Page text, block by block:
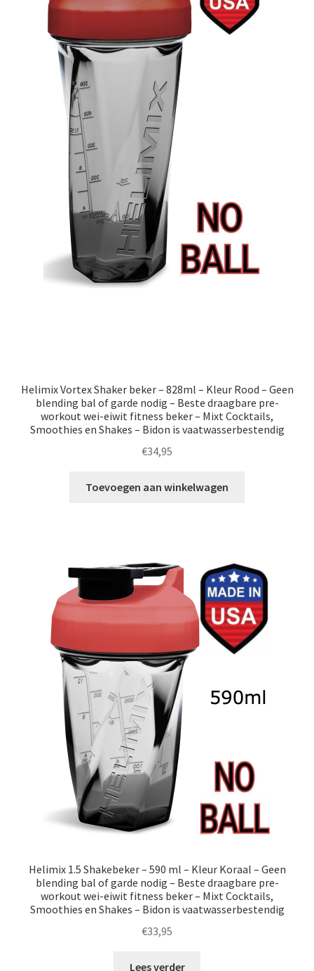
Helimix Vortex Shaker beker – 828ml – Kleur Rood – Geen
blending bal of garde nodig – Beste draagbare pre-
workout wei-eiwit fitness beker – Mixt Cocktails,
Smoothies en Shakes – Bidon is vaatwasserbestendig
€34,95
Toevoegen aan winkelwagen
Helimix 1.5 Shakebeker – 590 ml – Kleur Koraal – Geen
blending bal of garde nodig – Beste draagbare pre-
workout wei-eiwit fitness beker – Mixt Cocktails,
Smoothies en Shakes – Bidon is vaatwasserbestendig
€33,95
Lees verder